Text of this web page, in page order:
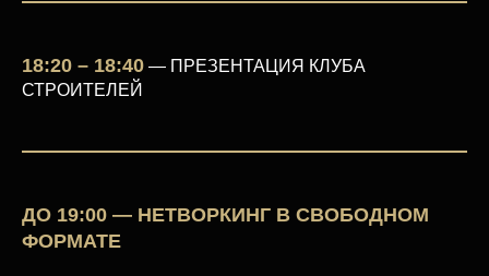
18:20 – 18:40 — ПРЕЗЕНТАЦИЯ КЛУБА
СТРОИТЕЛЕЙ
ДО 19:00 — НЕТВОРКИНГ В СВОБОДНОМ
ФОРМАТЕ